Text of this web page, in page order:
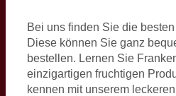
Bei uns finden Sie die
Diese können Sie ganz
bestellen. Lernen Sie
einzigartigen fruchtigen
kennen mit unserem